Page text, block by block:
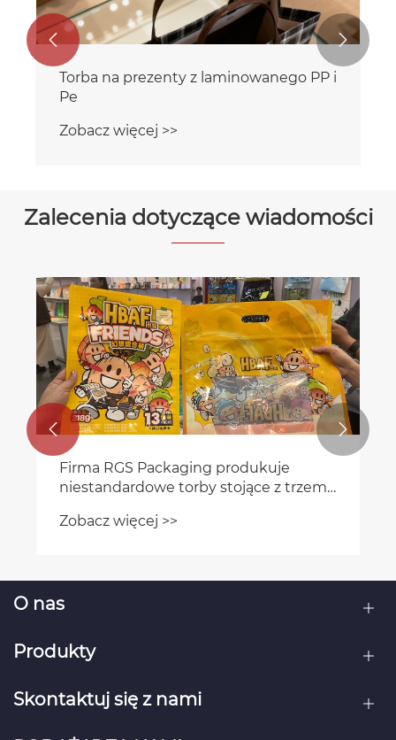
Torba na prezenty z laminowanego PP i
Pe
Zobacz więcej >>
 
Zalecenia dotyczące wiadomości
Firma RGS Packaging produkuje
niestandardowe torby stojące z trzema
błyskawiczny
Zobacz więcej >>
 
O nas
Produkty
Skontaktuj się z nami